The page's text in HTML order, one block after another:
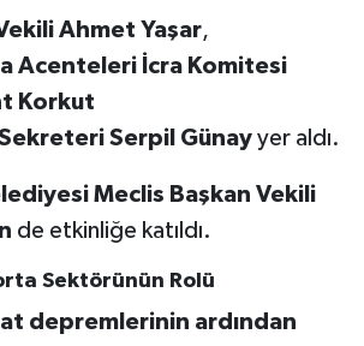
Ahmet Yaşar,
Acenteleri İcra Komitesi
Korkut
Sekreteri Serpil Günayyer aldı.
Meclis Başkan Vekili
de etkinliğe katıldı.
Sektörünün Rolü
depremlerinin ardından